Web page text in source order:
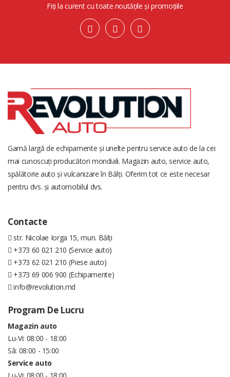
Fiți la curent cu toate noutățile și promoțiile
Gamă largă de echipamente și unelte pentru service auto de la cei
mai cunoscuți producători mondiali. Magazin auto, service auto,
spălătorie auto și vulcanizare în Bălți. Oferim tot ce este necesar
pentru dvs. și automobilul dvs.
Contacte
str. Nicolae Iorga 15, mun. Bălți
+373 60 021 210 (Service auto)
+373 62 021 210 (Piese auto)
+373 69 006 900 (Echipamente)
info@revolution.md
Program De Lucru
Magazin auto
Lu-Vi: 08:00 - 18:00
Sâ: 08:00 - 15:00
Service auto
Lu-Vi: 08:00 - 18:00